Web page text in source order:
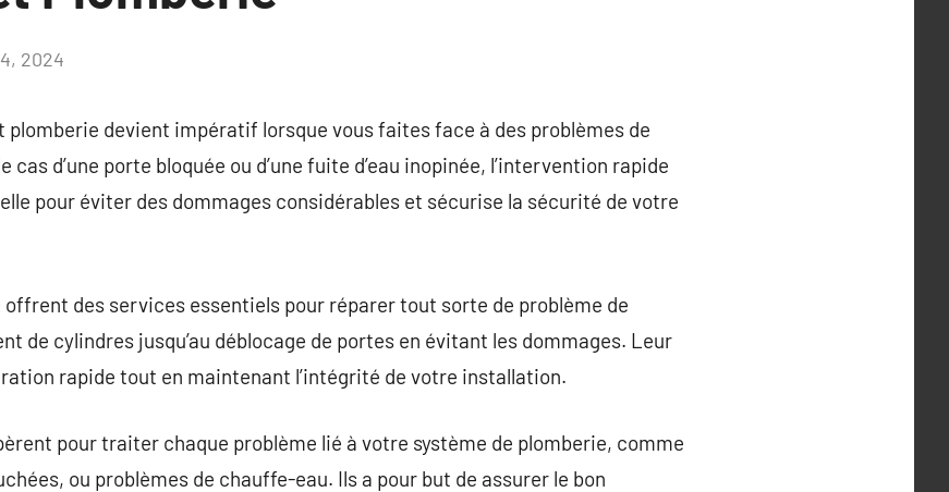
2024
plomberie devient impératif lorsque vous faites face à des problèmes de
d’une porte bloquée ou d’une fuite d’eau inopinée, l’intervention rapide
pour éviter des dommages considérables et sécurise la sécurité de votre
des services essentiels pour réparer tout sorte de problème de
de cylindres jusqu’au déblocage de portes en évitant les dommages. Leur
rapide tout en maintenant l’intégrité de votre installation.
pour traiter chaque problème lié à votre système de plomberie, comme
ou problèmes de chauffe-eau. Ils a pour but de assurer le bon